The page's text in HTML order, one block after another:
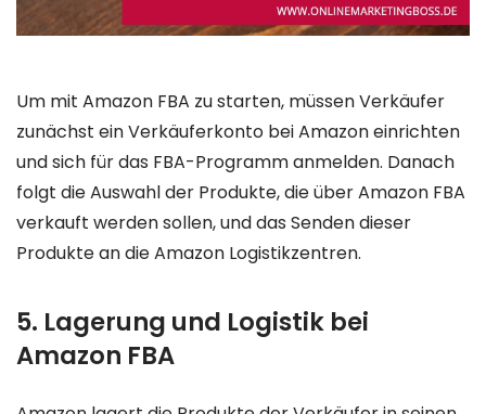
Um mit Amazon FBA zu starten, müssen Verkäufer
zunächst ein Verkäuferkonto bei Amazon einrichten
und sich für das FBA-Programm anmelden. Danach
folgt die Auswahl der Produkte, die über Amazon FBA
verkauft werden sollen, und das Senden dieser
Produkte an die Amazon Logistikzentren.
5. Lagerung und Logistik bei
Amazon FBA